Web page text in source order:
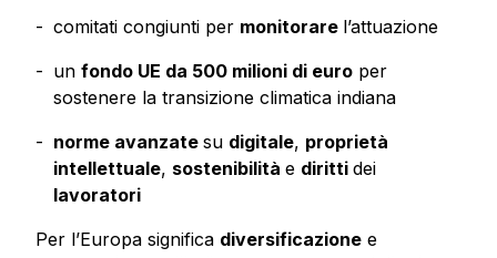
comitati congiunti per monitorare l’attuazione
un fondo UE da 500 milioni di euro per
sostenere la transizione climatica indiana
norme avanzate su digitale, proprietà
intellettuale, sostenibilità e diritti dei
lavoratori
Per l’Europa significa diversificazione e